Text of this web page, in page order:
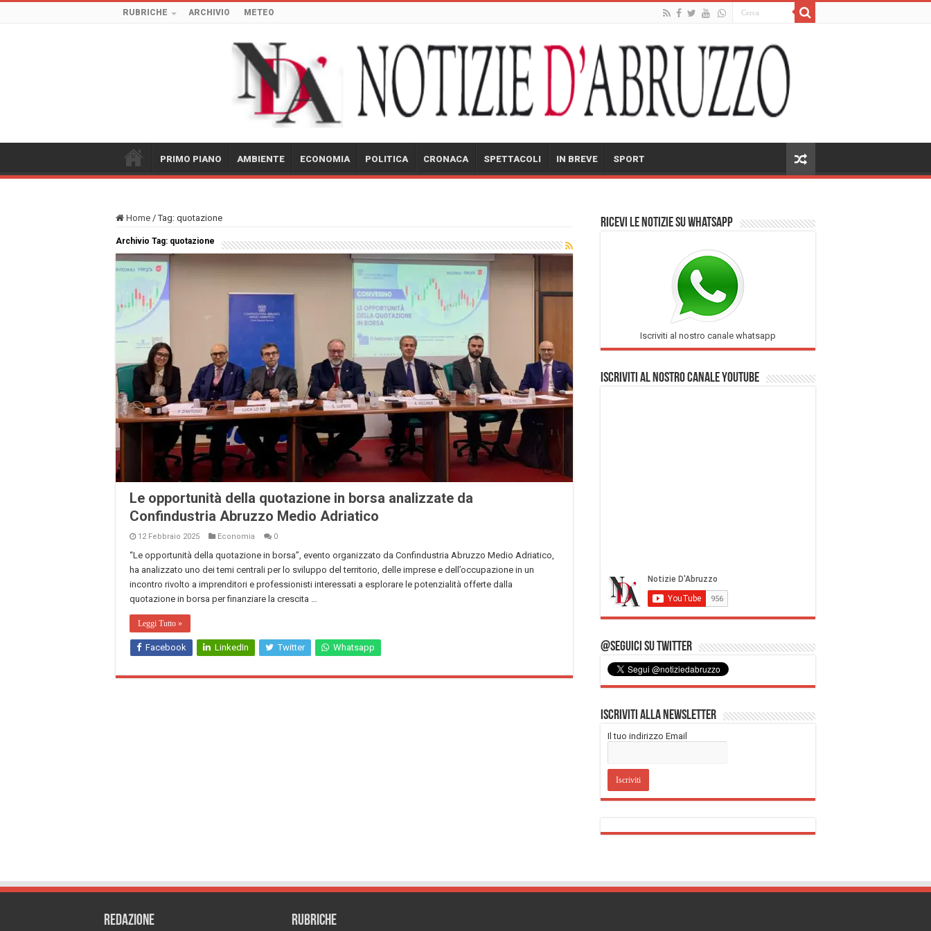
RUBRICHE ARCHIVIO METEO
PRIMO PIANO AMBIENTE ECONOMIA POLITICA CRONACA SPETTACOLI IN BREVE SPORT
Home / Tag: quotazione
Archivio Tag: quotazione
Le opportunità della quotazione in borsa analizzate da
Confindustria Abruzzo Medio Adriatico
12 Febbraio 2025 Economia 0
“Le opportunità della quotazione in borsa”, evento organizzato da Confindustria Abruzzo Medio Adriatico,
ha analizzato uno dei temi centrali per lo sviluppo del territorio, delle imprese e dell’occupazione in un
incontro rivolto a imprenditori e professionisti interessati a esplorare le potenzialità offerte dalla
quotazione in borsa per finanziare la crescita …
Leggi Tutto »
Facebook LinkedIn Twitter Whatsapp
Ricevi le notizie su Whatsapp
Iscriviti al nostro canale whatsapp
Iscriviti al nostro Canale Youtube
@Seguici su Twitter
Iscriviti alla Newsletter
Il tuo indirizzo Email
REDAZIONE RUBRICHE